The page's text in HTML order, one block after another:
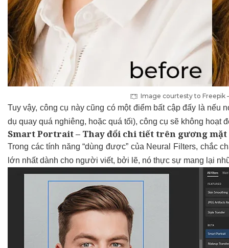
Image courtesty to Freepik
Tuy vậy, công cụ này cũng có một điểm bất cập đấy là
dụ quay quá nghiêng, hoặc quá tối), công cụ sẽ không hoạt
Smart Portrait – Thay đổi chi tiết trên gương mặt
Trong các tính năng “dùng được” của Neural Filters, chắc
lớn nhất dành cho người viết, bởi lẽ, nó thực sự mang lại